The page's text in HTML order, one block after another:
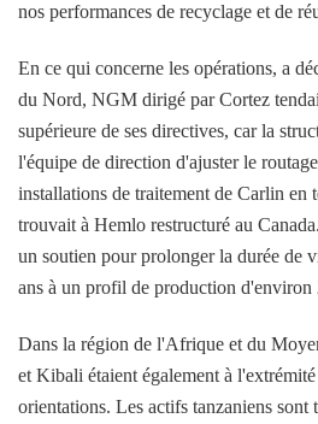
nos performances de recyclage et de
En ce qui concerne les opérations, a
du Nord, NGM dirigé par Cortez
supérieure de ses directives, car la
l'équipe de direction d'ajuster le
installations de traitement de Carlin en
trouvait à Hemlo restructuré au
un soutien pour prolonger la durée de
ans à un profil de production d'environ
Dans la région de l'Afrique et du
et Kibali étaient également à
orientations. Les actifs tanzaniens sont